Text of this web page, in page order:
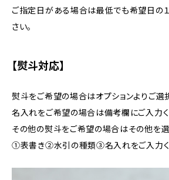
ご指定日がある場合は最低でも希望日の
さい。
【熨斗対応】
熨斗をご希望の場合はオプションよりご選
名入れをご希望の場合は備考欄にご入力く
その他の熨斗をご希望の場合はその他を
①表書き②水引の種類③名入れをご入力く